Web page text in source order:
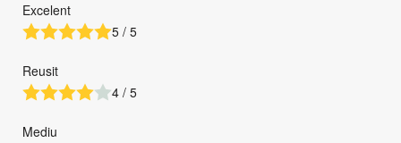
Excelent
5 / 5
Reusit
4 / 5
Mediu